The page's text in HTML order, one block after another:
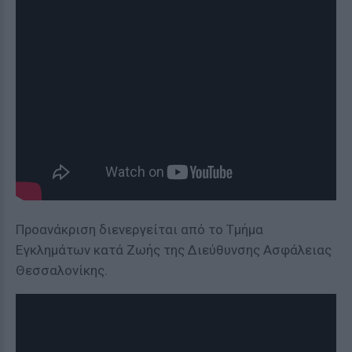
Προανάκριση διενεργείται από το Τμήμα
Εγκλημάτων κατά Ζωής της Διεύθυνσης Ασφάλειας
Θεσσαλονίκης.